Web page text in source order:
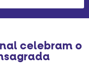
celebram o